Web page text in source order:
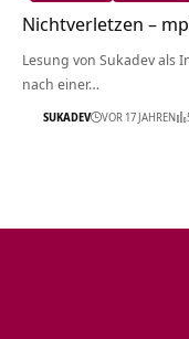
Nichtverletzen –
Lesung von Sukadev als
nach einer…
SUKADEV VOR 17 JAHREN